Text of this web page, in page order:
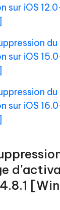
sur iOS
sur iOS
sur iOS